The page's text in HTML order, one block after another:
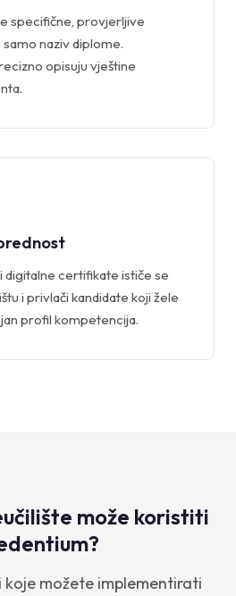
specifične, provjerljive
naziv diplome.
opisuju vještine
digitalne certifikate ističe se
i privlači kandidate koji žele
profil kompetencija.
može koristiti
koje možete implementirati